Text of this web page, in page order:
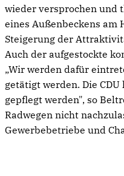
wieder versprochen und
eines Außenbeckens am
Steigerung der
Auch der aufgestockte
Wir werden dafür
getätigt werden. Die
gepflegt werden", so
Radwegen nicht
Gewerbebetriebe und